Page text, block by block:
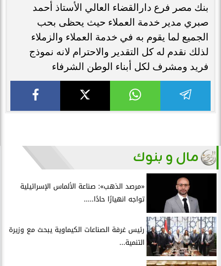
بنك مصر فرع دارالقضاء العالي الأستاذ أحمد
صبري مدير خدمة العملاء حيث يحظى بحب
الجميع لما يقوم به في خدمة العملاء والزملاء
لذلك نقدم له كل التقدير والاحترام لانه نموذج
فريد ومشرف لكل أبناء الوطن الشرفاء
مال و بنوك
«مرصد الذهب»: صناعة الألماس الإسرائيلية
تواجه انهيارًا حادًا.....
رئيس غرفة الصناعات الكيماوية يبحث مع وزيرة
التنمية...